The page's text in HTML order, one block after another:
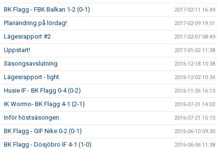
BK Flagg - FBK Balkan 1-2 (0-1) 2017-02-11 16:49
Planändring på lördag! 2017-02-09 19:51
Lägesrapport #2 2017-02-07 08:49
Uppstart! 2017-01-02 11:38
Säsongsavslutning 2016-12-18 10:38
Lägesrapport - light 2016-12-02 10:34
Husie IF - BK Flagg 0-4 (0-2) 2016-11-26 16:13
IK Wormo- BK Flagg 4-1 (2-1) 2016-07-31 14:02
Inför höstsäsongen 2016-07-21 15:10
BK Flagg - GIF Nike 0-2 (0-1) 2016-06-10 09:30
BK Flagg - Dösjöbro IF 4-1 (1-0) 2016-06-06 11:38